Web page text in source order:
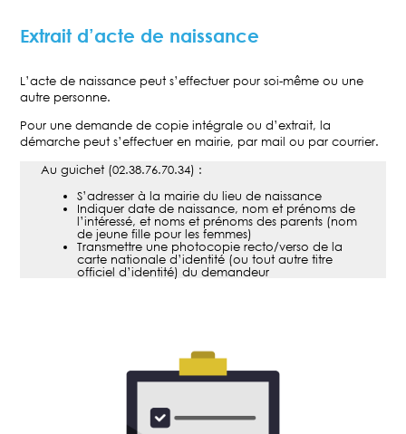
Extrait d’acte de naissance
L’acte de naissance peut s’effectuer pour soi-même ou une
autre personne.
Pour une demande de copie intégrale ou d’extrait, la
démarche peut s’effectuer en mairie, par mail ou par courrier.
Au guichet (02.38.76.70.34) :
S’adresser à la mairie du lieu de naissance
Indiquer date de naissance, nom et prénoms de
l’intéressé, et noms et prénoms des parents (nom
de jeune fille pour les femmes)
Transmettre une photocopie recto/verso de la
carte nationale d’identité (ou tout autre titre
officiel d’identité) du demandeur